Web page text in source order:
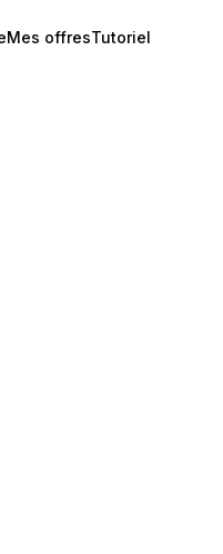
Mes offresTutoriel